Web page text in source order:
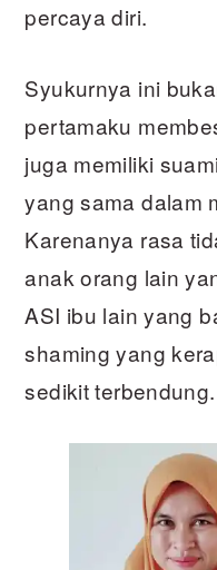
percaya diri.
Syukurnya ini
pertamaku
juga memiliki
yang sama dalam
Karenanya rasa
anak orang lain
ASI ibu lain yang
shaming yang
sedikit terbendung.